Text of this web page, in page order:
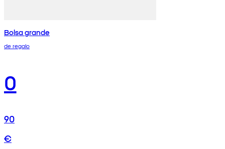
Bolsa grande
de regalo
0
90
€